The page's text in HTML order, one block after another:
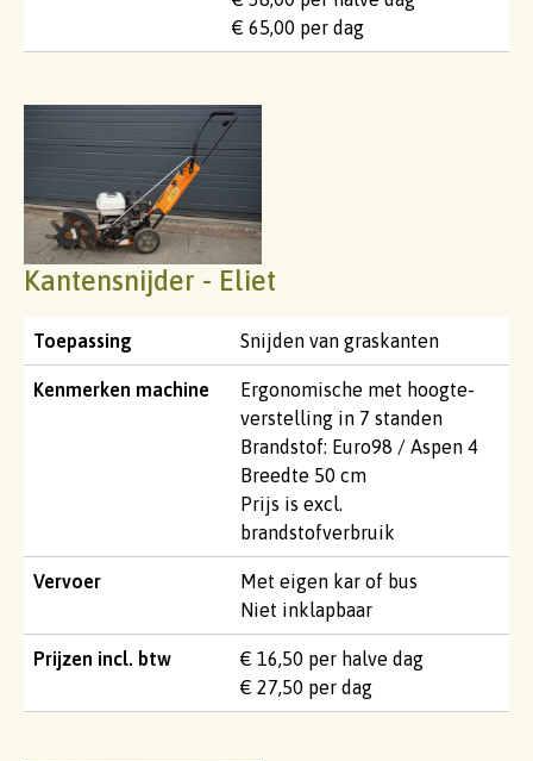
€ 65,00 per dag
Kantensnijder - Eliet
Toepassing Snijden van graskanten
Kenmerken machine
Ergonomische met hoogte-
verstelling in 7 standen
Brandstof: Euro98 / Aspen 4
Breedte 50 cm
Prijs is excl.
brandstofverbruik
Vervoer
Met eigen kar of bus
Niet inklapbaar
Prijzen incl. btw
€ 16,50 per halve dag
€ 27,50 per dag